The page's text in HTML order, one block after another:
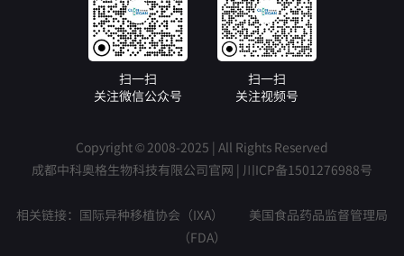
扫一扫
关注微信公众号
扫一扫
关注视频号
Copyright © 2008-2025 | All Rights Reserved
成都中科奥格生物科技有限公司官网 | 川ICP备1501276988号
相关链接： 国际异种移植协会（IXA）
美国食品药品监督管理局
（FDA）